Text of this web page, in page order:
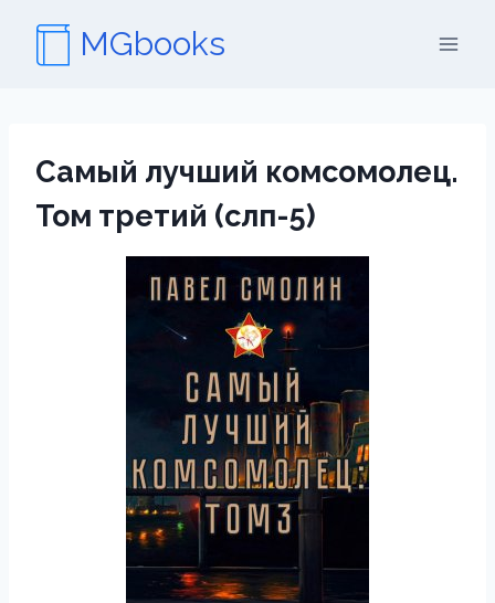
содержимому
MGbooks
Самый лучший комсомолец.
Том третий (слп-5)